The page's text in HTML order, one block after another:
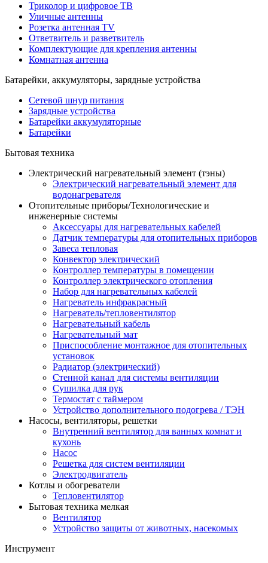
Триколор и цифровое ТВ
Уличные антенны
Розетка антенная TV
Ответвитель и разветвитель
Комплектующие для крепления антенны
Комнатная антенна
Батарейки, аккумуляторы, зарядные устройства
Сетевой шнур питания
Зарядные устройства
Батарейки аккумуляторные
Батарейки
Бытовая техника
Электрический нагревательный элемент (тэны)
Электрический нагревательный элемент для
водонагревателя
Отопительные приборы/Технологические и
инженерные системы
Аксессуары для нагревательных кабелей
Датчик температуры для отопительных приборов
Завеса тепловая
Конвектор электрический
Контроллер температуры в помещении
Контроллер электрического отопления
Набор для нагревательных кабелей
Нагреватель инфракрасный
Нагреватель/тепловентилятор
Нагревательный кабель
Нагревательный мат
Приспособление монтажное для отопительных
установок
Радиатор (электрический)
Стенной канал для системы вентиляции
Сушилка для рук
Термостат с таймером
Устройство дополнительного подогрева / ТЭН
Насосы, вентиляторы, решетки
Внутренний вентилятор для ванных комнат и
кухонь
Насос
Решетка для систем вентиляции
Электродвигатель
Котлы и обогреватели
Тепловентилятор
Бытовая техника мелкая
Вентилятор
Устройство защиты от животных, насекомых
Инструмент